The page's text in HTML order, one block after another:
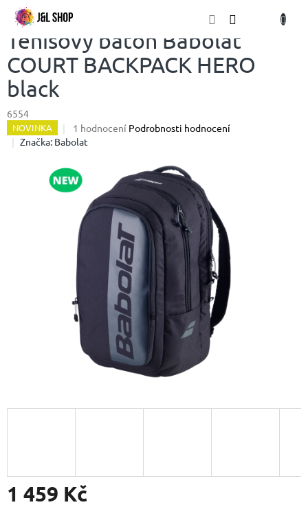
Přejít
obsahTenisový batoh Babolat
COURT BACKPACK HERO
black
6554
NOVINKA
Průměrné
hodnocení
je
5,0
z
hvězdiček.
1 hodnocení Podrobnosti hodnocení
Značka: Babolat
1 459 Kč